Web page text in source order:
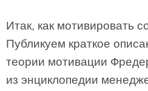
Итак, как мотивировать
Публикуем краткое
теории мотивации
из энциклопедии